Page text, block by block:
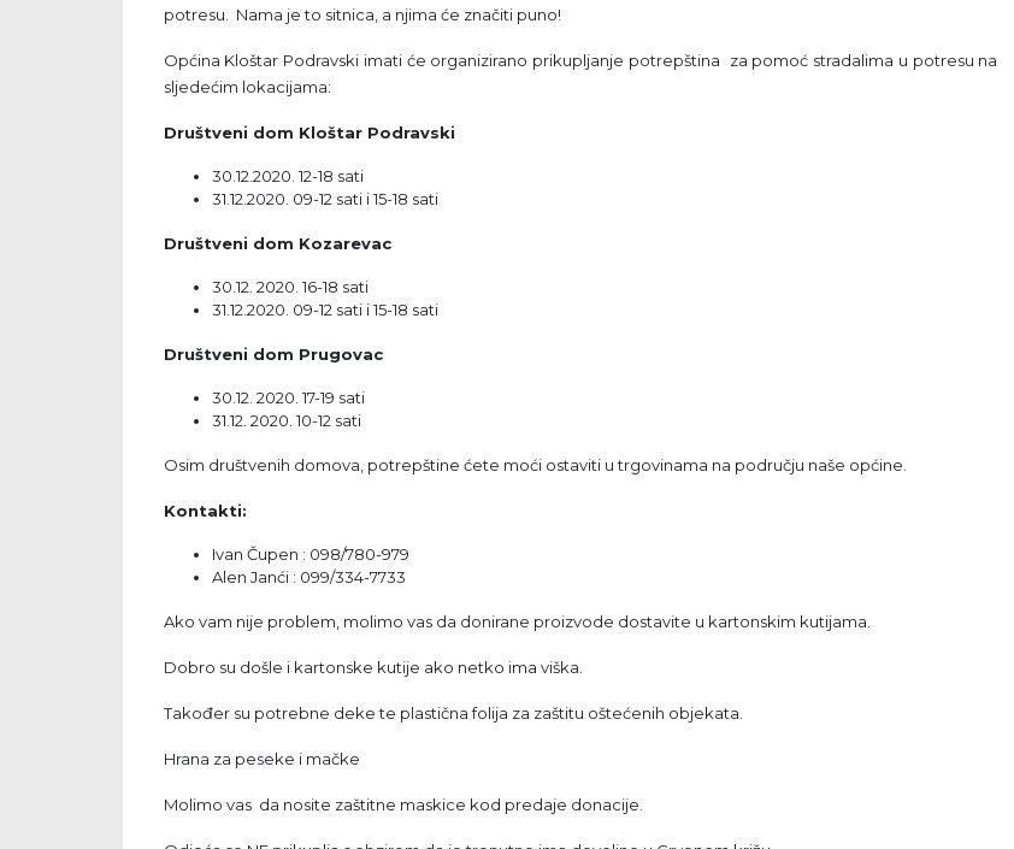
potresu. Nama je to sitnica, a njima će značiti puno!
Općina Kloštar Podravski imati će organizirano prikupljanje potrepština za pomoć stradalima u potresu na
sljedećim lokacijama:
Društveni dom Kloštar Podravski
30.12.2020. 12-18 sati
31.12.2020. 09-12 sati i 15-18 sati
Društveni dom Kozarevac
30.12. 2020. 16-18 sati
31.12.2020. 09-12 sati i 15-18 sati
Društveni dom Prugovac
30.12. 2020. 17-19 sati
31.12. 2020. 10-12 sati
Osim društvenih domova, potrepštine ćete moći ostaviti u trgovinama na području naše općine.
Kontakti:
Ivan Čupen : 098/780-979
Alen Janći : 099/334-7733
Ako vam nije problem, molimo vas da donirane proizvode dostavite u kartonskim kutijama.
Dobro su došle i kartonske kutije ako netko ima viška.
Također su potrebne deke te plastična folija za zaštitu oštećenih objekata.
Hrana za peseke i mačke
Molimo vas da nosite zaštitne maskice kod predaje donacije.